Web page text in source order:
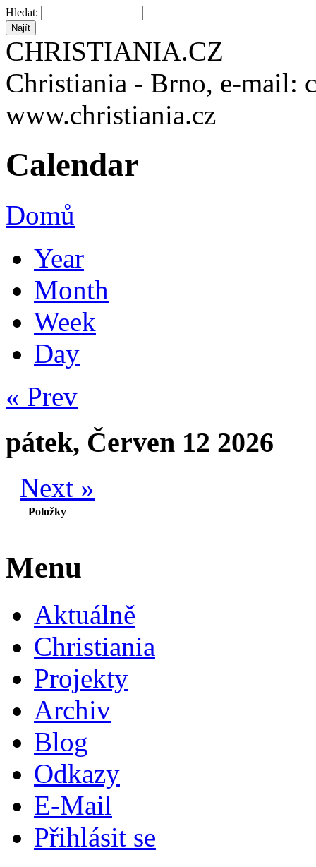
Hledat:
CHRISTIANIA.CZ
Christiania - Brno, e-mail:
www.christiania.cz
Calendar
Domů
Year
Month
Week
Day
« Prev
pátek, Červen 12 2026
Next »
Položky
Menu
Aktuálně
Christiania
Projekty
Archiv
Blog
Odkazy
E-Mail
Přihlásit se